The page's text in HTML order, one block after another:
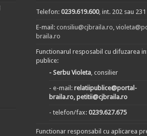
Telefon:0239.619.600, int. 202 sau 231
E-mail:consiliu@cjbraila.ro,
braila.ro
Functionarul resposabil cu difuzarea
publice:
- Serbu Violeta, consilier
- e-mail:relatiipublice@portal-
braila.ro, petitii@cjbraila.ro
- telefon/fax:0239.627.675
Functionar responsabil cu aplicarea